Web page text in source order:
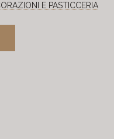
E PASTICCERIA